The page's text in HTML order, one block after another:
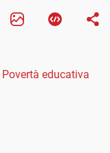
Povertà educativa